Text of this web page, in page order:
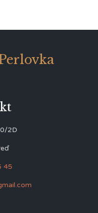
2D
45